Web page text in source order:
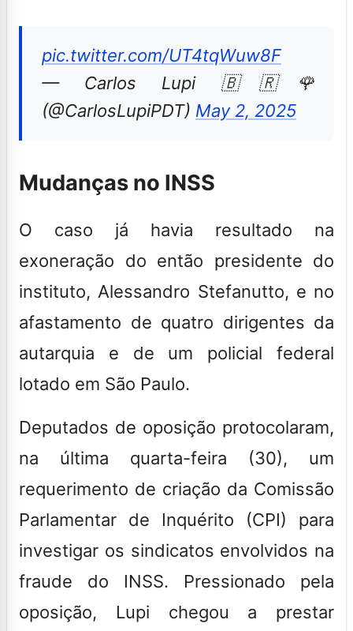
pic.twitter.com/UT4tqWuw8F
— Carlos Lupi 🇧🇷🌹
(@CarlosLupiPDT) May 2, 2025
Mudanças no INSS
O caso já havia resultado na
exoneração do então presidente do
instituto, Alessandro Stefanutto, e no
afastamento de quatro dirigentes da
autarquia e de um policial federal
lotado em São Paulo.
Deputados de oposição protocolaram,
na última quarta-feira (30), um
requerimento de criação da Comissão
Parlamentar de Inquérito (CPI) para
investigar os sindicatos envolvidos na
fraude do INSS. Pressionado pela
oposição, Lupi chegou a prestar